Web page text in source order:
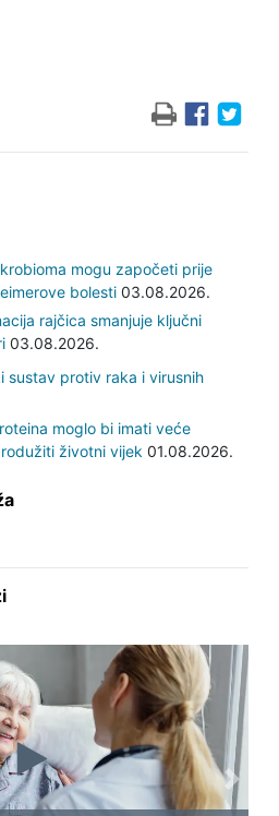
mogu započeti prije
bolesti03.08.2026.
rajčica smanjuje ključni
03.08.2026.
sustav protiv raka i virusnih
moglo bi imati veće
životni vijek 01.08.2026.
Next